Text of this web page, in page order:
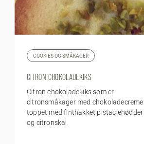
COOKIES OG SMÅKAGER
CITRON CHOKOLADEKIKS
Citron chokoladekiks som er
citronsmåkager med chokoladecreme
toppet med finthakket pistacienødder
og citronskal.